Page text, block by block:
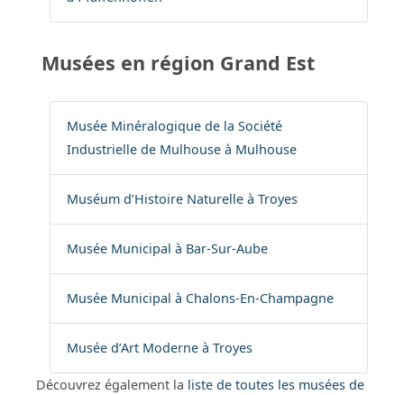
Musées en région Grand Est
Musée Minéralogique de la Société
Industrielle de Mulhouse à Mulhouse
Muséum d’Histoire Naturelle à Troyes
Musée Municipal à Bar-Sur-Aube
Musée Municipal à Chalons-En-Champagne
Musée d’Art Moderne à Troyes
Découvrez également la liste de toutes les musées de